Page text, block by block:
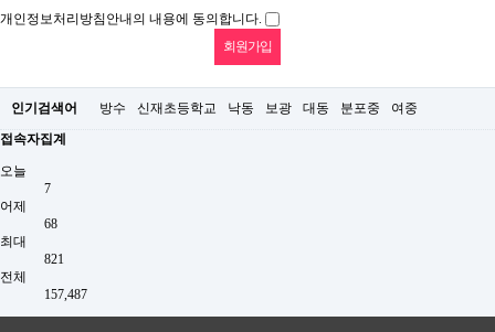
개인정보처리방침안내의 내용에 동의합니다.
인기검색어 방수 신재초등학교 낙동 보광 대동 분포중
여중
접속자집계
오늘
7
어제
68
최대
821
전체
157,487